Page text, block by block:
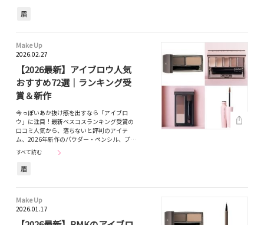
眉
Make Up
2026.02.27
【2026最新】アイブロウ人気
おすすめ72選｜ランキング受
賞＆新作
今っぽいあか抜け感を出すなら「アイブロ
ウ」に注目！最新ベスコスランキング受賞の
口コミ人気から、落ちないと評判のアイテ
ム、2026年新作のパウダー・ペンシル、プ…
すべて読む
眉
Make Up
2026.01.17